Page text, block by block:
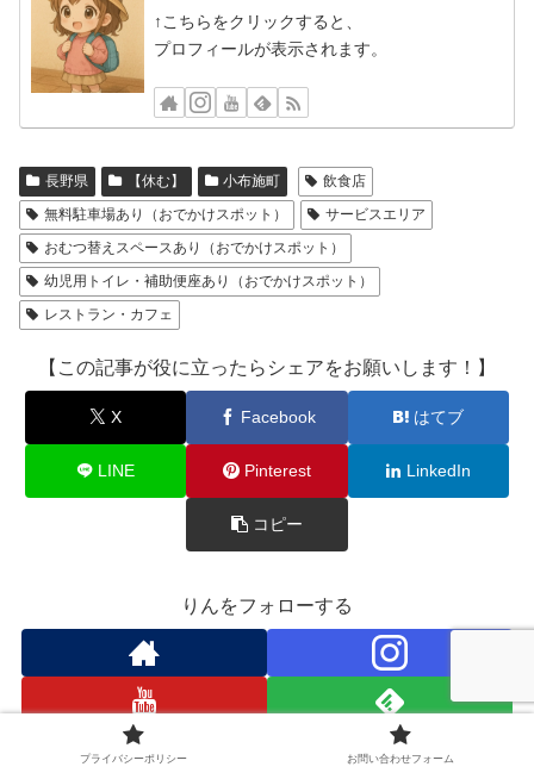
↑こちらをクリックすると、
プロフィールが表示されます。
長野県 【休む】 小布施町
飲食店
無料駐車場あり（おでかけスポット）
サービスエリア
おむつ替えスペースあり（おでかけスポット）
幼児用トイレ・補助便座あり（おでかけスポット）
レストラン・カフェ
【この記事が役に立ったらシェアをお願いします！】
X Facebook はてブ
LINE Pinterest LinkedIn
コピー
りんをフォローする
プライバシーポリシー お問い合わせフォーム